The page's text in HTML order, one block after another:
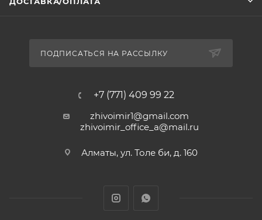
ПОДПИСАТЬСЯ НА РАССЫЛКУ
+7 (771) 409 99 22
zhivoimir1@gmail.com
zhivoimir_office_a@mail.ru
Алматы, ул. Толе би, д. 160